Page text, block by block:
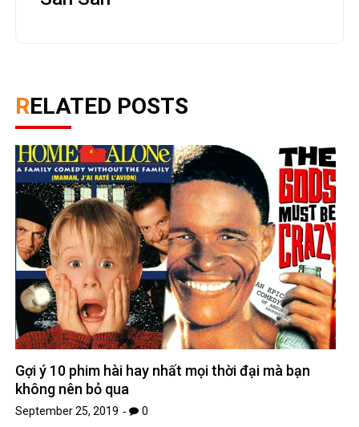
RELATED POSTS
Gợi ý 10 phim hài hay nhất mọi thời đại mà bạn
không nên bỏ qua
September 25, 2019 0